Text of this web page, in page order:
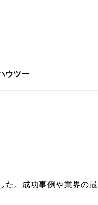
ウツー
。成功事例や業界の